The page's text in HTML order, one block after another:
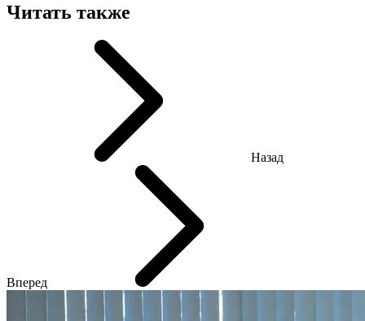
Читать также
Назад
Вперед